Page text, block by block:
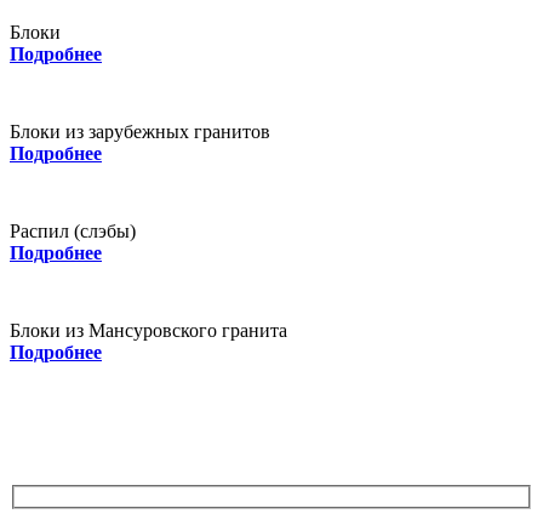
Блоки
Подробнее
Блоки из зарубежных гранитов
Подробнее
Распил (слэбы)
Подробнее
Блоки из Мансуровского гранита
Подробнее